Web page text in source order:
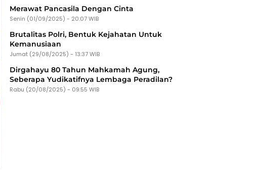
Merawat Pancasila Dengan Cinta
Senin (01/09/2025) - 20:07 WIB
Brutalitas Polri, Bentuk Kejahatan Untuk
Kemanusiaan
Jumat (29/08/2025) - 13:37 WIB
Dirgahayu 80 Tahun Mahkamah Agung,
Seberapa Yudikatifnya Lembaga Peradilan?
Rabu (20/08/2025) - 09:55 WIB